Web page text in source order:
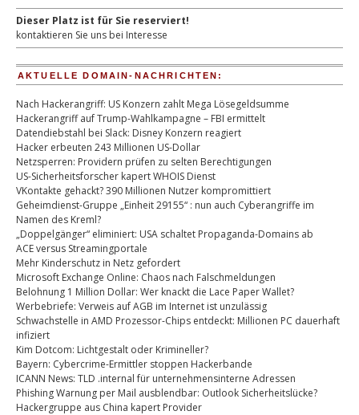
Dieser Platz ist für Sie reserviert!
kontaktieren Sie uns bei Interesse
AKTUELLE DOMAIN-NACHRICHTEN:
Nach Hackerangriff: US Konzern zahlt Mega Lösegeldsumme
Hackerangriff auf Trump-Wahlkampagne – FBI ermittelt
Datendiebstahl bei Slack: Disney Konzern reagiert
Hacker erbeuten 243 Millionen US-Dollar
Netzsperren: Providern prüfen zu selten Berechtigungen
US-Sicherheitsforscher kapert WHOIS Dienst
VKontakte gehackt? 390 Millionen Nutzer kompromittiert
Geheimdienst-Gruppe „Einheit 29155“ : nun auch Cyberangriffe im
Namen des Kreml?
„Doppelgänger“ eliminiert: USA schaltet Propaganda-Domains ab
ACE versus Streamingportale
Mehr Kinderschutz in Netz gefordert
Microsoft Exchange Online: Chaos nach Falschmeldungen
Belohnung 1 Million Dollar: Wer knackt die Lace Paper Wallet?
Werbebriefe: Verweis auf AGB im Internet ist unzulässig
Schwachstelle in AMD Prozessor-Chips entdeckt: Millionen PC dauerhaft
infiziert
Kim Dotcom: Lichtgestalt oder Krimineller?
Bayern: Cybercrime-Ermittler stoppen Hackerbande
ICANN News: TLD .internal für unternehmensinterne Adressen
Phishing Warnung per Mail ausblendbar: Outlook Sicherheitslücke?
Hackergruppe aus China kapert Provider